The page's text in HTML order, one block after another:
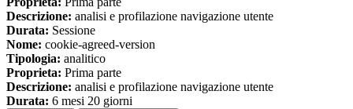
Descrizione: analisi e profilazione navigazione utente
Durata: Sessione
Nome: cookie-agreed-version
Tipologia: analitico
Proprieta: Prima parte
Descrizione: analisi e profilazione navigazione utente
Durata: 6 mesi 20 giorni